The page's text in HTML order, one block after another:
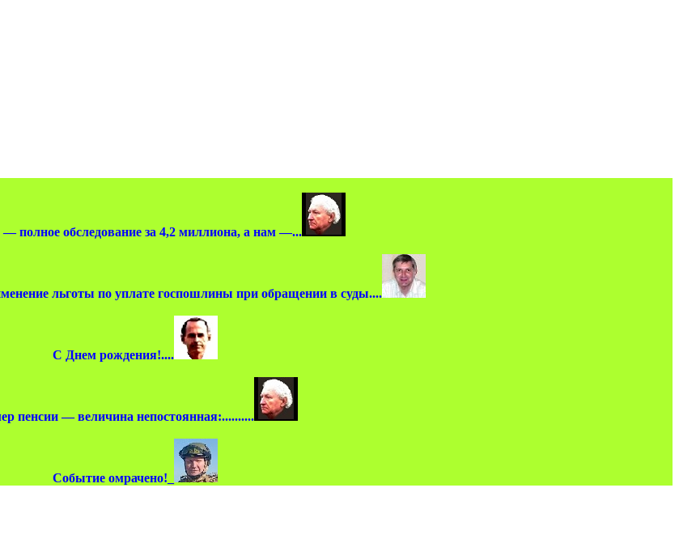
полное обследование за 4,2 миллиона, а нам —...
льготы по уплате госпошлины при обращении в суды....
С Днем рождения!....
пенсии — величина непостоянная:..........
Событие омрачено!_